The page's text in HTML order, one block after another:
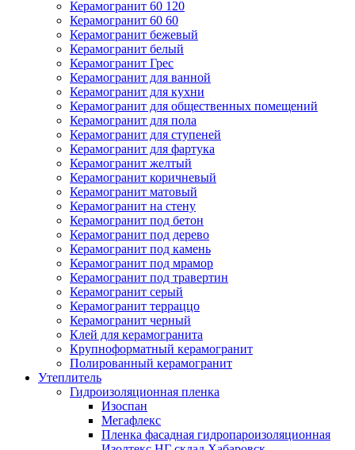
Керамогранит 60 120
Керамогранит 60 60
Керамогранит бежевый
Керамогранит белый
Керамогранит Грес
Керамогранит для ванной
Керамогранит для кухни
Керамогранит для общественных помещений
Керамогранит для пола
Керамогранит для ступеней
Керамогранит для фартука
Керамогранит желтый
Керамогранит коричневый
Керамогранит матовый
Керамогранит на стену
Керамогранит под бетон
Керамогранит под дерево
Керамогранит под камень
Керамогранит под мрамор
Керамогранит под травертин
Керамогранит серый
Керамогранит терраццо
Керамогранит черный
Клей для керамогранита
Крупноформатный керамогранит
Полированный керамогранит
Утеплитель
Гидроизоляционная пленка
Изоспан
Мегафлекс
Пленка фасадная гидропароизоляционная